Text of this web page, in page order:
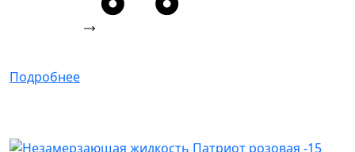
Подробнее